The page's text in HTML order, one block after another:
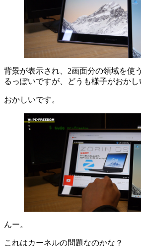
背景が表示され、2画面分の領域を使
るっぽいですが、どうも様子がおかし
おかしいです。
んー。
これはカーネルの問題なのかな？